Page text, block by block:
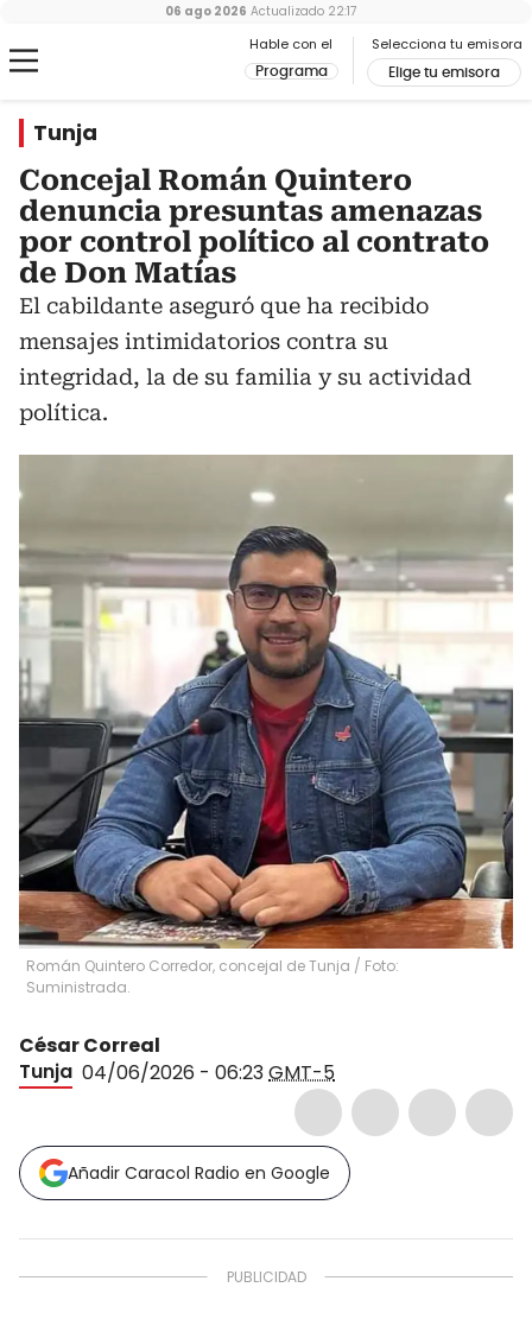
Hable con el
Programa
Selecciona tu emisora
Elige tu emisora
06 ago 2026 Actualizado 22:17
Tunja
Concejal Román Quintero
denuncia presuntas amenazas
por control político al contrato
de Don Matías
El cabildante aseguró que ha recibido
mensajes intimidatorios contra su
integridad, la de su familia y su actividad
política.
Román Quintero Corredor, concejal de Tunja / Foto:
Suministrada.
César Correal
Tunja 04/06/2026 - 06:23GMT-5
Añadir Caracol Radio en Google